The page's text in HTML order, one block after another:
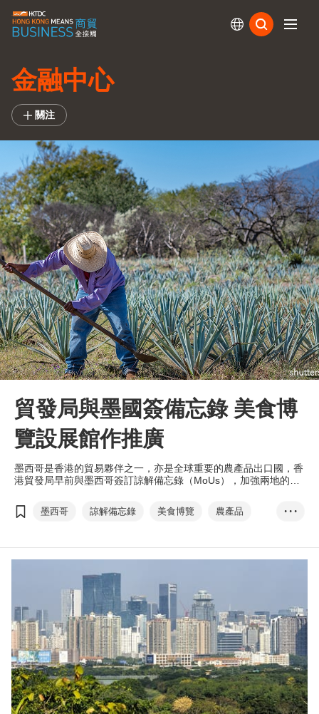
金融中心
關注
貿發局與墨國簽備忘錄 美食博
覽設展館作推廣
墨西哥是香港的貿易夥伴之一，亦是全球重要的農產品出口國，香
港貿發局早前與墨西哥簽訂諒解備忘錄（MoUs），加強兩地的貿
墨西哥 諒解備忘錄 美食博覽
農產品
• • •